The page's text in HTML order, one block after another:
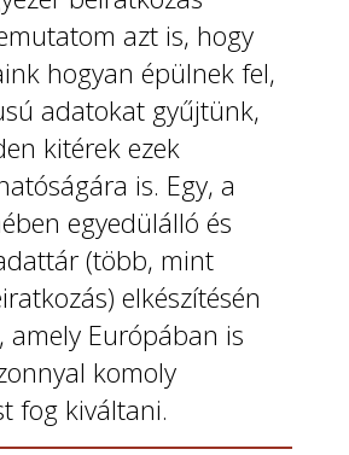
azt is, hogy
hogyan épülnek fel,
adatokat gyűjtünk,
kitérek ezek
is. Egy, a
egyedülálló és
(több, mint
elkészítésén
amely Európában is
komoly
fog kiváltani.